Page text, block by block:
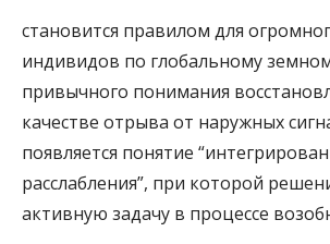
становится правилом для
индивидов по глобальному
привычного понимания
качестве отрыва от наружных
появляется понятие
расслабления”, при которой
активную задачу в процессе